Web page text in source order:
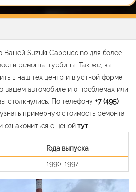
Вашей Suzuki Cappuccino для более
ремонта турбины. Так же, вы
в наш тех центр и в устной форме
вашем автомобиле и о проблемах или
столкнулись. По телефону +7 (495)
примерную стоимость ремонта
с ценой тут
Года выпуска
1990-1997